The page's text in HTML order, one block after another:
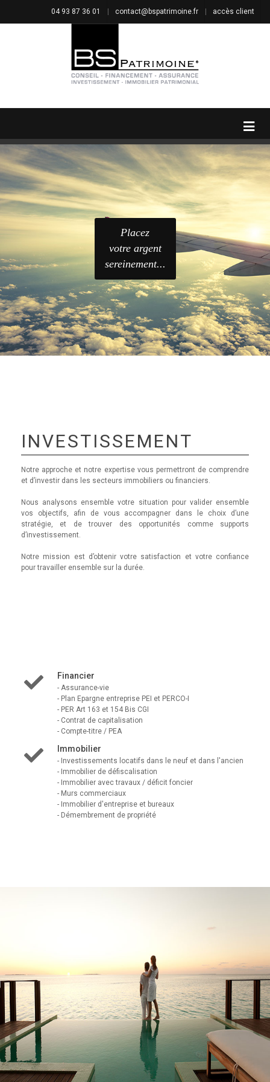
04 93 87 36 01 contact@bspatrimoine.fr accès client
Placez
votre argent
sereinement...
INVESTISSEMENT
Notre approche et notre expertise vous permettront de comprendre
et d’investir dans les secteurs immobiliers ou financiers.
Nous analysons ensemble votre situation pour valider ensemble
vos objectifs, afin de vous accompagner dans le choix d’une
stratégie, et de trouver des opportunités comme supports
d’investissement.
Notre mission est d’obtenir votre satisfaction et votre confiance
pour travailler ensemble sur la durée.
Financier
- Assurance-vie
- Plan Epargne entreprise PEI et PERCO-I
- PER Art 163 et 154 Bis CGI
- Contrat de capitalisation
- Compte-titre / PEA
Immobilier
- Investissements locatifs dans le neuf et dans l'ancien
- Immobilier de défiscalisation
- Immobilier avec travaux / déficit foncier
- Murs commerciaux
- Immobilier d'entreprise et bureaux
- Démembrement de propriété